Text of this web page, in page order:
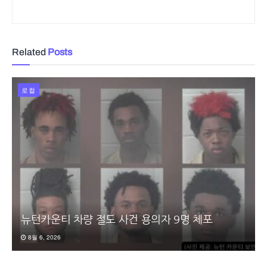
Related Posts
로컬
뉴턴카운티 차량 절도 사건 용의자 9명 체포
8월 6, 2026